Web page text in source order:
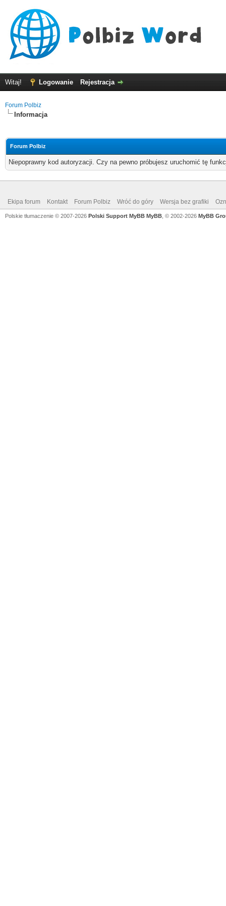
Witaj! Logowanie Rejestracja
Forum Polbiz
Informacja
Forum Polbiz
Niepoprawny kod autoryzacji. Czy na pewno próbujesz uruchomić tę
Ekipa forum Kontakt Forum Polbiz Wróć do góry Wersja bez grafiki
Polskie tłumaczenie © 2007-2026 Polski Support MyBB MyBB , © 2002-2026 MyBB